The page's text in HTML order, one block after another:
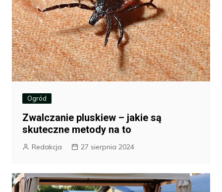
Ogród
Zwalczanie pluskiew – jakie są
skuteczne metody na to
Redakcja 27 sierpnia 2024